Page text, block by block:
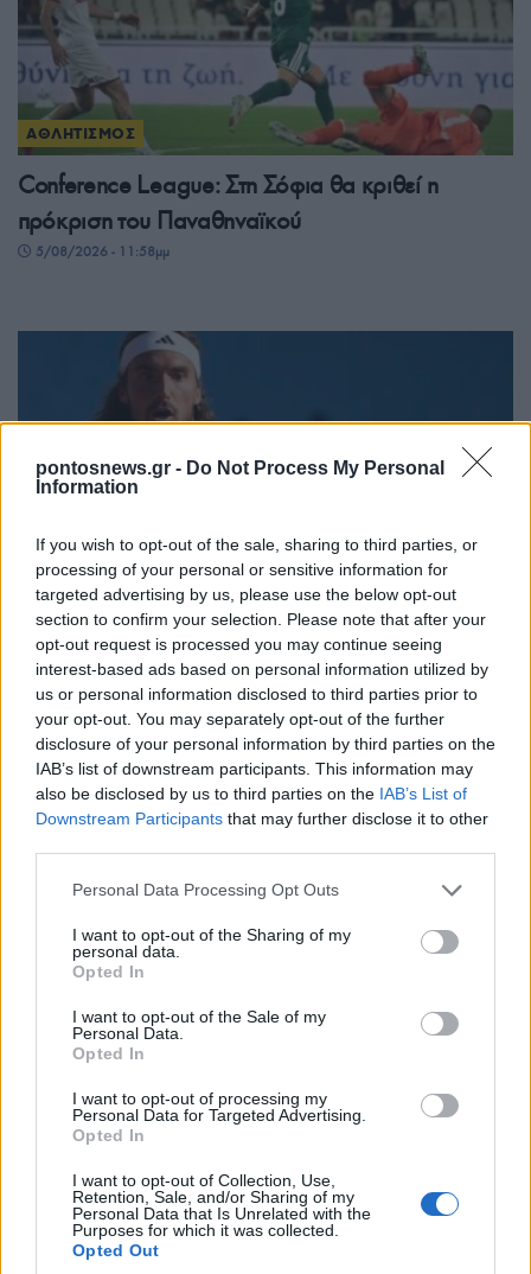
pontosnews.gr - Do Not Process My Personal
Information
If you wish to opt-out of the sale, sharing to third parties, or
processing of your personal or sensitive information for
targeted advertising by us, please use the below opt-out
section to confirm your selection. Please note that after your
opt-out request is processed you may continue seeing
interest-based ads based on personal information utilized by
us or personal information disclosed to third parties prior to
your opt-out. You may separately opt-out of the further
disclosure of your personal information by third parties on the
IAB’s list of downstream participants. This information may
also be disclosed by us to third parties on the IAB’s List of
Downstream Participants that may further disclose it to other
Please note that this website/app uses one or more Google
not limited to your visit or usage behaviour. You may click to
grant or deny consent to Google and its third-party tags to
use your data for below specified purposes in below Google
consent section.
Personal Data Processing Opt Outs
I want to opt-out of the Sharing of my
personal data.
Opted In
I want to opt-out of the Sale of my
Personal Data.
Opted In
I want to opt-out of processing my
Personal Data for Targeted Advertising.
Opted In
I want to opt-out of Collection, Use,
Retention, Sale, and/or Sharing of my
Personal Data that Is Unrelated with the
Purposes for which it was collected.
Opted Out
ΑΘΛΗΤΙΣΜΟΣ
Conference League: Στη Σόφια θα κριθεί η
πρόκριση του Παναθηναϊκού
5/08/2026 - 11:58μμ
ΑΘΛΗΤΙΣΜΟΣ
Αποκλεισμός για τον Τσιτσιπά στον δεύτερο γύρο
του Μόντρεαλ
5/08/2026 - 9:40μμ
ΑΘΛΗΤΙΣΜΟΣ
Ευρωπαϊκό πρωτάθλημα σκοποβολής Κ23: Τρία
μετάλλια για την Ελλάδα
5/08/2026 - 8:43μμ